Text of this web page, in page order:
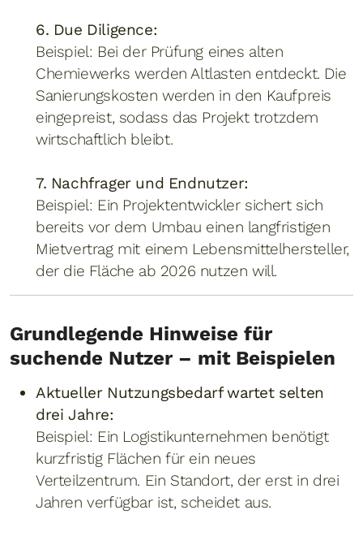
6. Due Diligence:
Beispiel: Bei der Prüfung eines alten
Chemiewerks werden Altlasten entdeckt. Die
Sanierungskosten werden in den Kaufpreis
eingepreist, sodass das Projekt trotzdem
wirtschaftlich bleibt.
7. Nachfrager und Endnutzer:
Beispiel: Ein Projektentwickler sichert sich
bereits vor dem Umbau einen langfristigen
Mietvertrag mit einem Lebensmittelhersteller,
der die Fläche ab 2026 nutzen will.
Grundlegende Hinweise für
suchende Nutzer – mit Beispielen
Aktueller Nutzungsbedarf wartet selten
drei Jahre:
Beispiel: Ein Logistikunternehmen benötigt
kurzfristig Flächen für ein neues
Verteilzentrum. Ein Standort, der erst in drei
Jahren verfügbar ist, scheidet aus.